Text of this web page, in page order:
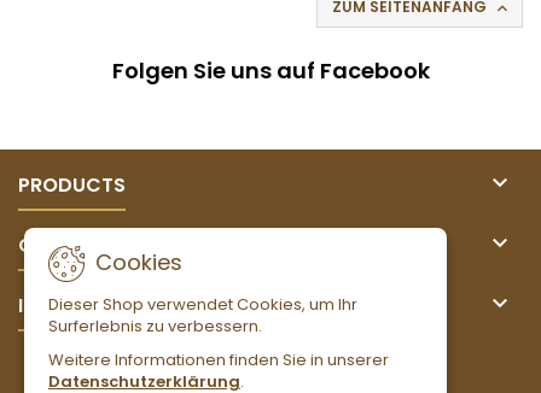
ZUM SEITENANFANG 
Folgen Sie uns auf Facebook
PRODUCTS 
OUR COMPANY 
IHR KONTO 
Cookies
Dieser Shop verwendet Cookies, um Ihr
Surferlebnis zu verbessern.
Weitere Informationen finden Sie in unserer
Datenschutzerklärung.
NEWSLETTER